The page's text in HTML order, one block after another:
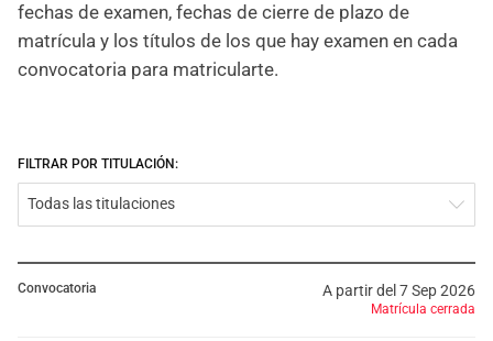
fechas de examen, fechas de cierre de plazo de
matrícula y los títulos de los que hay examen en cada
convocatoria para matricularte.
FILTRAR POR TITULACIÓN:
Todas las titulaciones
Convocatoria A partir del 7 Sep 2026
Matrícula cerrada